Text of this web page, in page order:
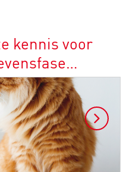
kennis voor